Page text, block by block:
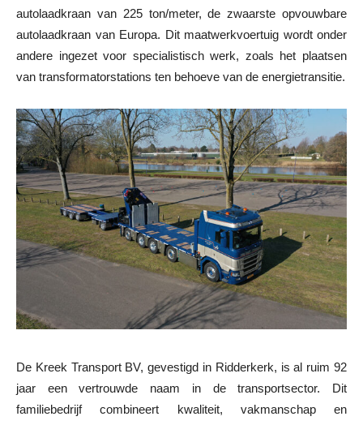
autolaadkraan van 225 ton/meter, de zwaarste opvouwbare
autolaadkraan van Europa. Dit maatwerkvoertuig wordt onder
andere ingezet voor specialistisch werk, zoals het plaatsen
van transformatorstations ten behoeve van de energietransitie.
De Kreek Transport BV, gevestigd in Ridderkerk, is al ruim 92
jaar een vertrouwde naam in de transportsector. Dit
familiebedrijf combineert kwaliteit, vakmanschap en